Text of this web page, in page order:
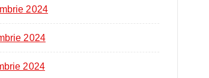
2024
2024
2024